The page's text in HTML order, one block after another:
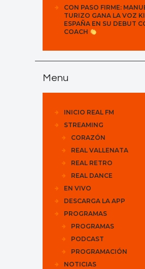
CON PASO FIRME:
TURIZO GANA LA VOZ
ESPAÑA EN SU DEBUT
COACH
Menu
INICIO REAL FM
STREAMING
CORAZÓN
REAL VALLENATA
REAL RETRO
REAL DANCE
EN VIVO
DESCARGA LA APP
PROGRAMAS
PROGRAMAS
PODCAST
PROGRAMACIÓN
NOTICIAS